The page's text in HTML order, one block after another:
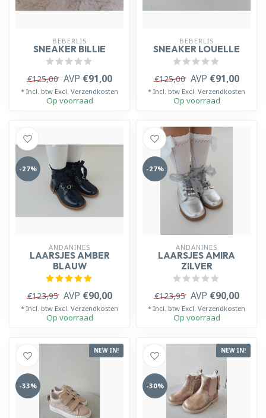
BEBERLIS
SNEAKER BILLIE
€125,00 AVP €91,00
* Incl. btw Excl. Verzendkosten
Op voorraad
BEBERLIS
SNEAKER LOUELLE
€125,00 AVP €91,00
* Incl. btw Excl. Verzendkosten
Op voorraad
-27%
ANDANINES
LAARSJES AMBER
BLAUW
€123,95 AVP €90,00
* Incl. btw Excl. Verzendkosten
Op voorraad
-27%
ANDANINES
LAARSJES AMIRA
ZILVER
€123,95 AVP €90,00
* Incl. btw Excl. Verzendkosten
Op voorraad
NEW IN!
-33%
NEW IN!
-30%